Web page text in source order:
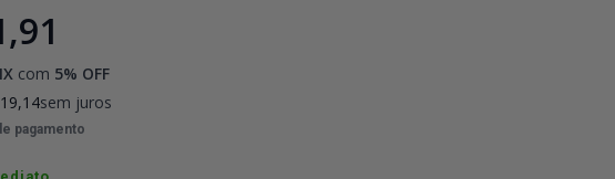
com 5% OFF
19,14sem juros
pagamento